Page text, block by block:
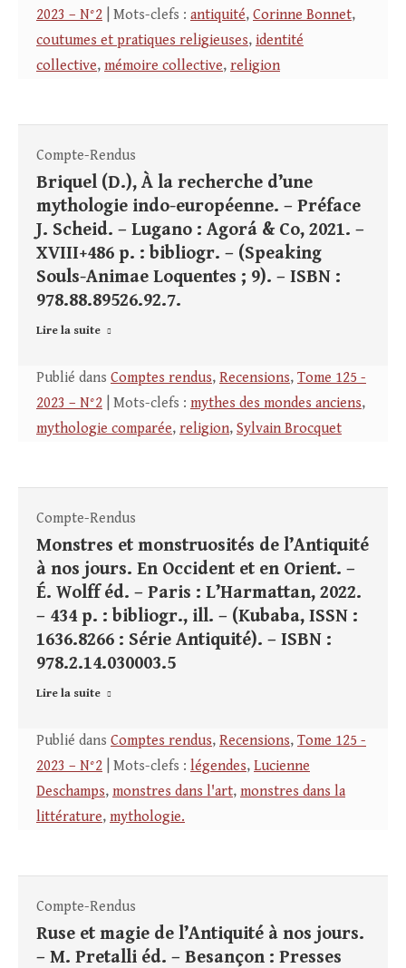
2023 – N°2 | Mots-clefs : antiquité, Corinne Bonnet,
coutumes et pratiques religieuses, identité
collective, mémoire collective, religion
Compte-Rendus
Briquel (D.), À la recherche d’une
mythologie indo-européenne. – Préface
J. Scheid. – Lugano : Agorá & Co, 2021. –
XVIII+486 p. : bibliogr. – (Speaking
Souls-Animae Loquentes ; 9). – ISBN :
978.88.89526.92.7.
Lire la suite
Publié dans Comptes rendus, Recensions, Tome 125 -
2023 – N°2 | Mots-clefs : mythes des mondes anciens,
mythologie comparée, religion, Sylvain Brocquet
Compte-Rendus
Monstres et monstruosités de l’Antiquité
à nos jours. En Occident et en Orient. –
É. Wolff éd. – Paris : L’Harmattan, 2022.
– 434 p. : bibliogr., ill. – (Kubaba, ISSN :
1636.8266 : Série Antiquité). – ISBN :
978.2.14.030003.5
Lire la suite
Publié dans Comptes rendus, Recensions, Tome 125 -
2023 – N°2 | Mots-clefs : légendes, Lucienne
Deschamps, monstres dans l'art, monstres dans la
littérature, mythologie.
Compte-Rendus
Ruse et magie de l’Antiquité à nos jours.
– M. Pretalli éd. – Besançon : Presses